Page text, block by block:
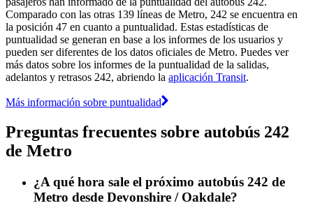
Comparado con las otras 139 líneas de Metro, 242 se encuentra en
la posición 47 en cuanto a puntualidad. Estas estadísticas de
puntualidad se generan en base a los informes de los usuarios y
pueden ser diferentes de los datos oficiales de Metro. Puedes ver
más datos sobre los informes de la puntualidad de la salidas,
adelantos y retrasos 242, abriendo la aplicación Transit.
Más información sobre puntualidad
Preguntas frecuentes sobre autobús 242
de Metro
¿A qué hora sale el próximo autobús 242 de
Metro desde Devonshire / Oakdale?